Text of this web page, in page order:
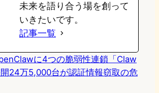
未来を語り合う場を創って
いきたいです。
記事一覧
に4つの脆弱性連鎖「Claw
24万5,000台が認証情報窃取の危